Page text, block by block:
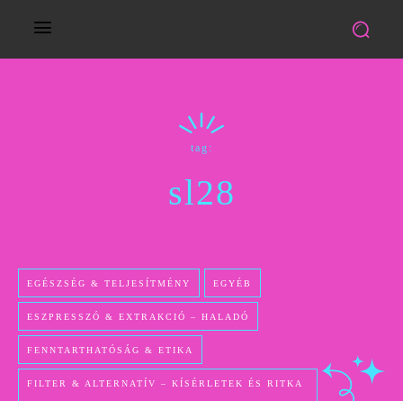
tag:
sl28
EGÉSZSÉG & TELJESÍTMÉNY EGYÉB
ESZPRESSZÓ & EXTRAKCIÓ – HALADÓ
FENNTARTHATÓSÁG & ETIKA
FILTER & ALTERNATÍV – KÍSÉRLETEK ÉS RITKA